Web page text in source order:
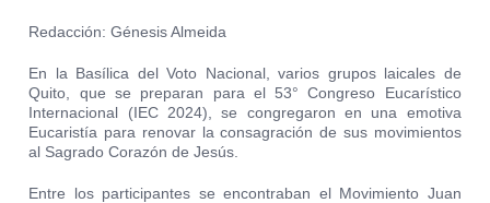
Redacción: Génesis Almeida
En la Basílica del Voto Nacional, varios grupos laicales de
Quito, que se preparan para el 53° Congreso Eucarístico
Internacional (IEC 2024), se congregaron en una emotiva
Eucaristía para renovar la consagración de sus movimientos
al Sagrado Corazón de Jesús.
Entre los participantes se encontraban el Movimiento Juan